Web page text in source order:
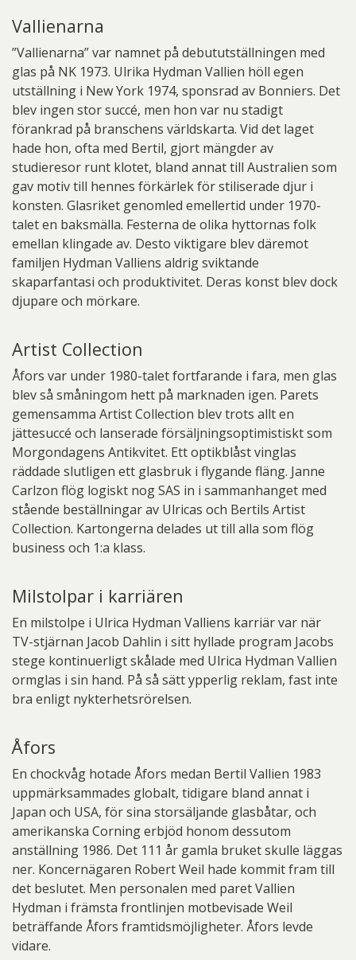
Vallienarna
”Vallienarna” var namnet på debututställningen med
glas på NK 1973. Ulrika Hydman Vallien höll egen
utställning i New York 1974, sponsrad av Bonniers. Det
blev ingen stor succé, men hon var nu stadigt
förankrad på branschens världskarta. Vid det laget
hade hon, ofta med Bertil, gjort mängder av
studieresor runt klotet, bland annat till Australien som
gav motiv till hennes förkärlek för stiliserade djur i
konsten. Glasriket genomled emellertid under 1970-
talet en baksmälla. Festerna de olika hyttornas folk
emellan klingade av. Desto viktigare blev däremot
familjen Hydman Valliens aldrig sviktande
skaparfantasi och produktivitet. Deras konst blev dock
djupare och mörkare.
Artist Collection
Åfors var under 1980-talet fortfarande i fara, men glas
blev så småningom hett på marknaden igen. Parets
gemensamma Artist Collection blev trots allt en
jättesuccé och lanserade försäljningsoptimistiskt som
Morgondagens Antikvitet. Ett optikblåst vinglas
räddade slutligen ett glasbruk i flygande fläng. Janne
Carlzon flög logiskt nog SAS in i sammanhanget med
stående beställningar av Ulricas och Bertils Artist
Collection. Kartongerna delades ut till alla som flög
business och 1:a klass.
Milstolpar i karriären
En milstolpe i Ulrica Hydman Valliens karriär var när
TV-stjärnan Jacob Dahlin i sitt hyllade program Jacobs
stege kontinuerligt skålade med Ulrica Hydman Vallien
ormglas i sin hand. På så sätt ypperlig reklam, fast inte
bra enligt nykterhetsrörelsen.
Åfors
En chockvåg hotade Åfors medan Bertil Vallien 1983
uppmärksammades globalt, tidigare bland annat i
Japan och USA, för sina storsäljande glasbåtar, och
amerikanska Corning erbjöd honom dessutom
anställning 1986. Det 111 år gamla bruket skulle läggas
ner. Koncernägaren Robert Weil hade kommit fram till
det beslutet. Men personalen med paret Vallien
Hydman i främsta frontlinjen motbevisade Weil
beträffande Åfors framtidsmöjligheter. Åfors levde
vidare.